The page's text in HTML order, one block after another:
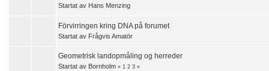
Startat av Hans Menzing
Förvirringen kring DNA på forumet
Startat av Frågvis Amatör
Geometrisk landopmåling og herreder
Startat av Bornholm « 1 2 3 »